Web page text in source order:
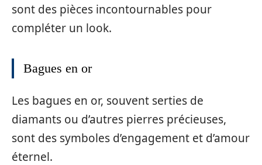
sont des pièces incontournables pour
compléter un look.
Bagues en or
Les bagues en or, souvent serties de
diamants ou d’autres pierres précieuses,
sont des symboles d’engagement et d’amour
éternel.